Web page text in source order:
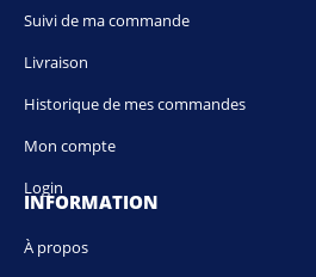
Suivi de ma commande
Livraison
Historique de mes commandes
Mon compte
Login
INFORMATION
À propos